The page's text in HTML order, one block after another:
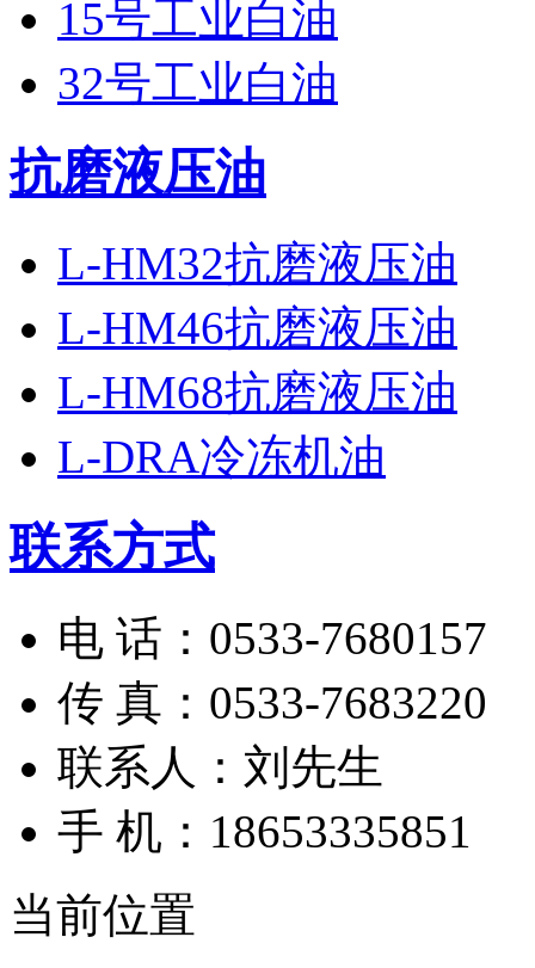
15号工业白油
32号工业白油
抗磨液压油
L-HM32抗磨液压油
L-HM46抗磨液压油
L-HM68抗磨液压油
L-DRA冷冻机油
联系方式
电 话：0533-7680157
传 真：0533-7683220
联系人：刘先生
手 机：18653335851
当前位置